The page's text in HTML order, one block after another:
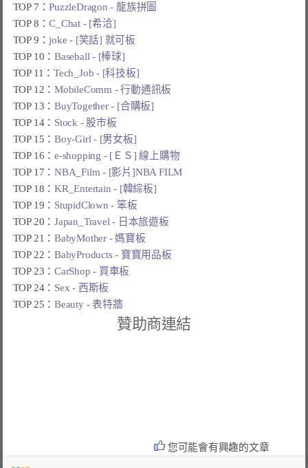
TOP 7：PuzzleDragon - 龍族拼圖
TOP 8：C_Chat - [希洽]
TOP 9：joke - [笑話] 就可板
TOP 10：Baseball - [棒球]
TOP 11：Tech_Job - [科技板]
TOP 12：MobileComm - 行動通訊板
TOP 13：BuyTogether - [合購板]
TOP 14： Stock - 股市板
TOP 15：Boy-Girl - [男女板]
TOP 16：e-shopping - [ＥＳ] 線上購物
TOP 17：NBA_Film - [影片]NBA FILM
TOP 18：KR_Entertain - [韓綜板]
TOP 19： StupidClown - 笨板
TOP 20：Japan_Travel - 日本旅遊板
TOP 21：BabyMother - 媽寶板
TOP 22：BabyProducts - 寶寶用品板
TOP 23：CarShop - 買車板
TOP 24： Sex - 西斯板
TOP 25：Beauty - 表特牆
贊助商連結
您可能會有興趣的文章